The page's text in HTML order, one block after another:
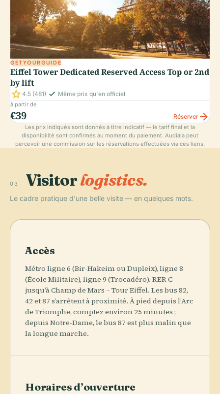
GETYOURGUIDE
Eiffel Tower Dedicated Reserved Access Top or 2nd
by lift
star4.5 (481) check_small Même prix qu'en officiel
à partir de
€39 Réserverarrow_forward
Les prix indiqués sont donnés à titre indicatif — le tarif final et la
disponibilité sont confirmés au moment du paiement. Audiala peut
percevoir une commission sur les réservations effectuées via ces liens.
03 Visitorlogistics.
Le cadre pratique d'une belle visite — en quelques mots.
Accès
Métro ligne 6 (Bir-Hakeim ou Dupleix), ligne 8
(École Militaire), ligne 9 (Trocadéro). RER C
jusqu’à Champ de Mars – Tour Eiffel. Les bus 82,
42 et 87 s’arrêtent à proximité. À pied depuis l’Arc
de Triomphe, comptez environ 25 minutes ;
depuis Notre-Dame, le bus 87 est plus malin que
la longue marche.
Horaires d’ouverture